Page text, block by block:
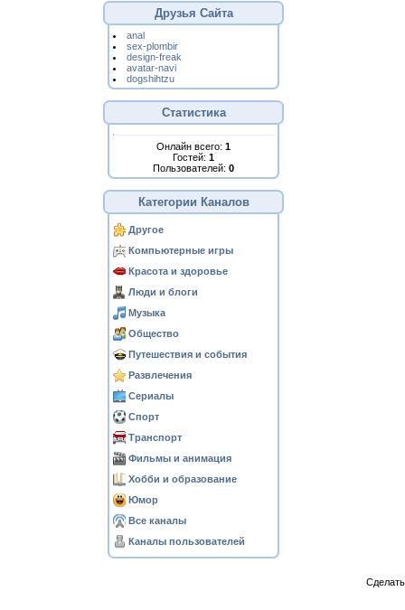
Друзья Сайта
anal
sex-plombir
design-freak
avatar-navi
dogshihtzu
Статистика
Онлайн всего: 1
Гостей: 1
Пользователей: 0
Категории Каналов
Другое
Компьютерные игры
Красота и здоровье
Люди и блоги
Музыка
Общество
Путешествия и события
Развлечения
Сериалы
Спорт
Транспорт
Фильмы и анимация
Хобби и образование
Юмор
Все каналы
Каналы пользователей